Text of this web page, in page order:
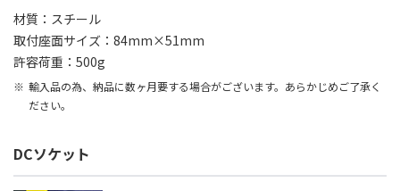
材質：スチール
取付座面サイズ：84mm×51mm
許容荷重：500g
輸入品の為、納品に数ヶ月要する場合がございます。あらかじめご了承く
ださい。
DCソケット